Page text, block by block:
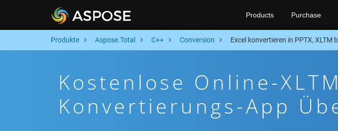
Products Purchase
Produkte Aspose.Total C++ Conversion Excel konvertieren in PPTX, XLTM
Kostenlose Online-
Konvertierungs-App